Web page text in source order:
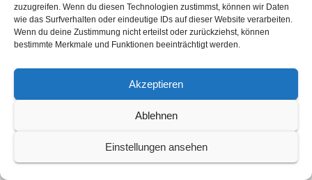
zuzugreifen. Wenn du diesen Technologien zustimmst, können wir Daten
wie das Surfverhalten oder eindeutige IDs auf dieser Website verarbeiten.
Wenn du deine Zustimmung nicht erteilst oder zurückziehst, können
bestimmte Merkmale und Funktionen beeinträchtigt werden.
Akzeptieren
Ablehnen
Einstellungen ansehen
Februar 2024